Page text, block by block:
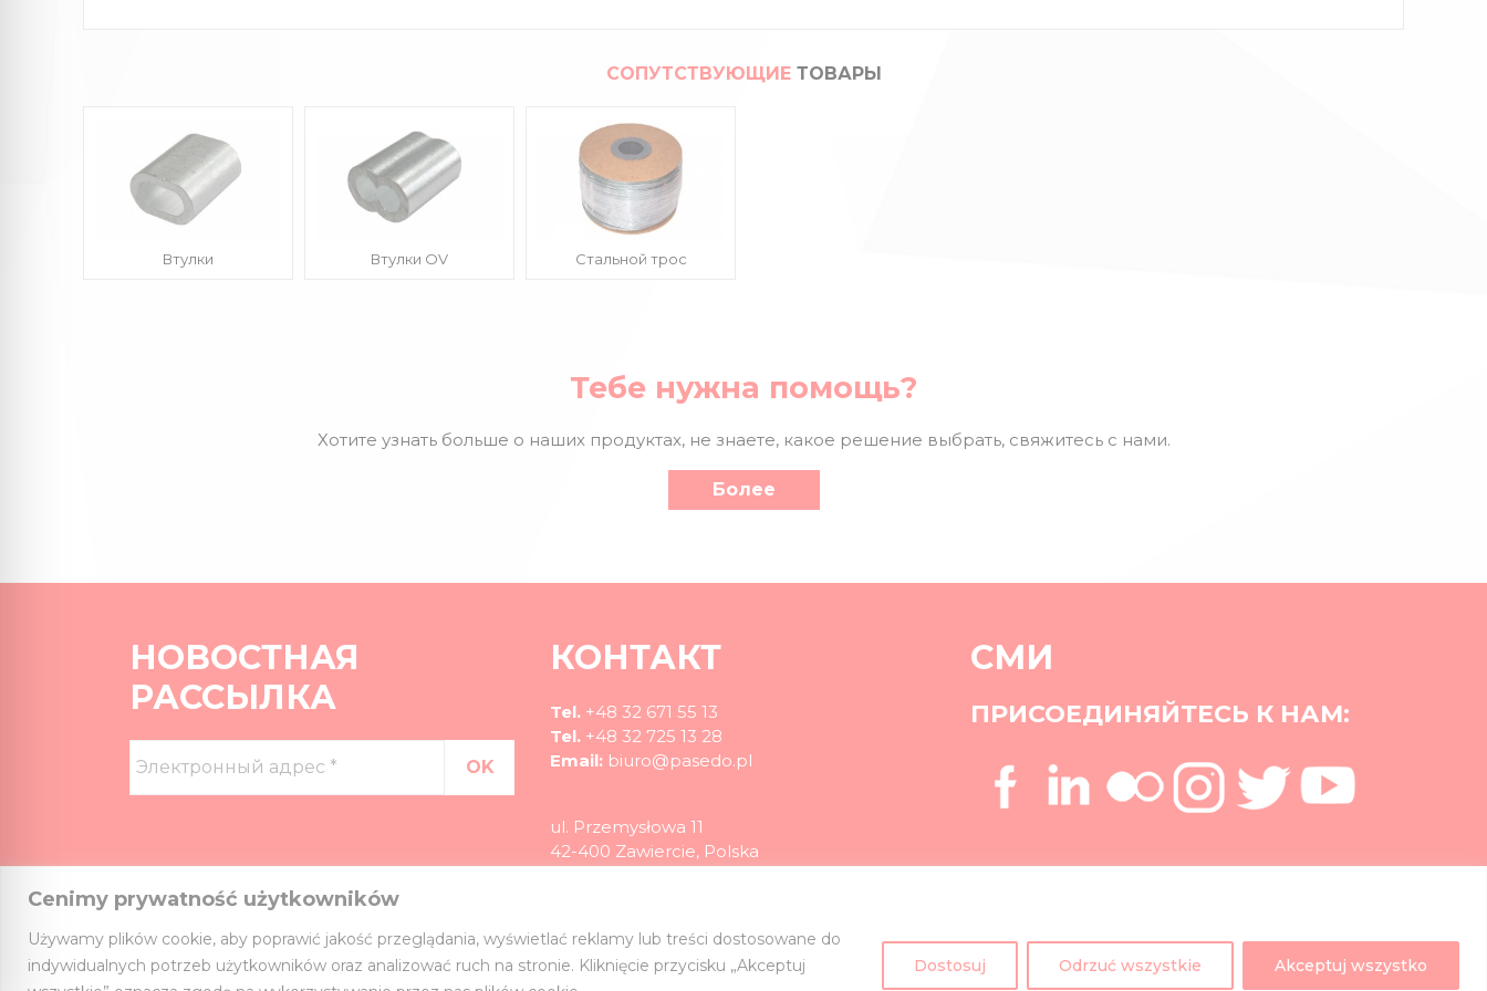
Cenimy prywatność użytkowników
Używamy plików cookie, aby poprawić jakość przeglądania, wyświetlać reklamy lub treści dostosowane do
indywidualnych potrzeb użytkowników oraz analizować ruch na stronie. Kliknięcie przycisku „Akceptuj
Dostosuj Odrzuć wszystkie Akceptuj wszystko
СОПУТСТВУЮЩИЕ ТОВАРЫ
Втулки Втулки OV Стальной трос
Тебе нужна помощь?
Хотите узнать больше о наших продуктах, не знаете, какое решение выбрать, свяжитесь с нами.
Более
НОВОСТНАЯ
РАССЫЛКА
адрес
*
КОНТАКТ
Tel. +48 32 671 55 13
Tel. +48 32 725 13 28
Email: biuro@pasedo.pl
ul. Przemysłowa 11
42-400 Zawiercie, Polska
СМИ
ПРИСОЕДИНЯЙТЕСЬ К НАМ:
©PASEDO Все права защищены 2022 | Дизайн и реализация